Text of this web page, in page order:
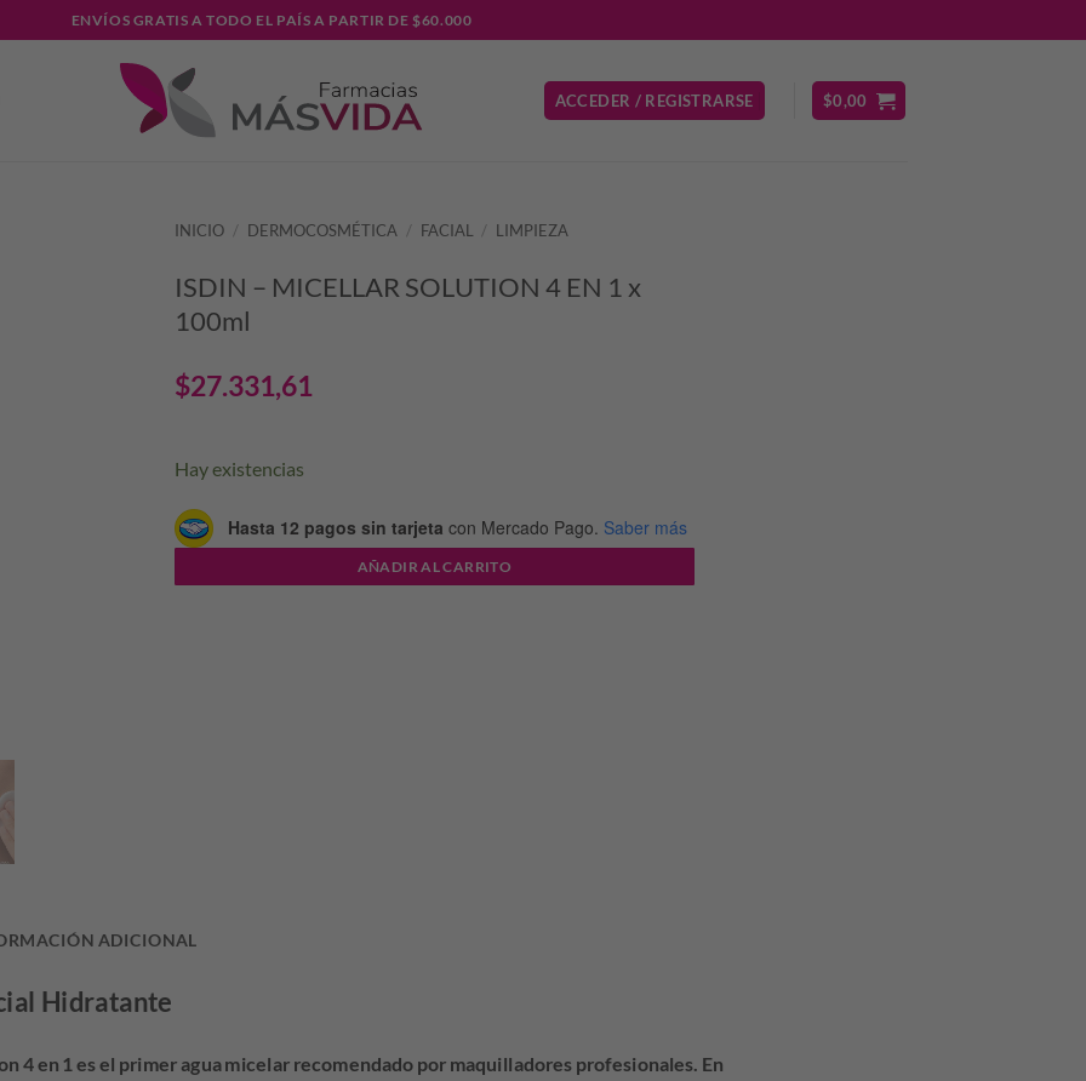
ENVÍOS GRATIS A TODO EL PAÍS A PARTIR DE $60.000
ACCEDER / REGISTRARSE $0,00
INICIO / DERMOCOSMÉTICA / FACIAL / LIMPIEZA
ISDIN – MICELLAR SOLUTION 4 EN 1 x
100ml
$27.331,61
Hay existencias
Hasta 12 pagos sin tarjeta con Mercado Pago. Saber más
AÑADIR AL CARRITO
ADICIONAL
Hidratante
4 en 1 es el primer agua micelar recomendado por maquilladores profesionales. En